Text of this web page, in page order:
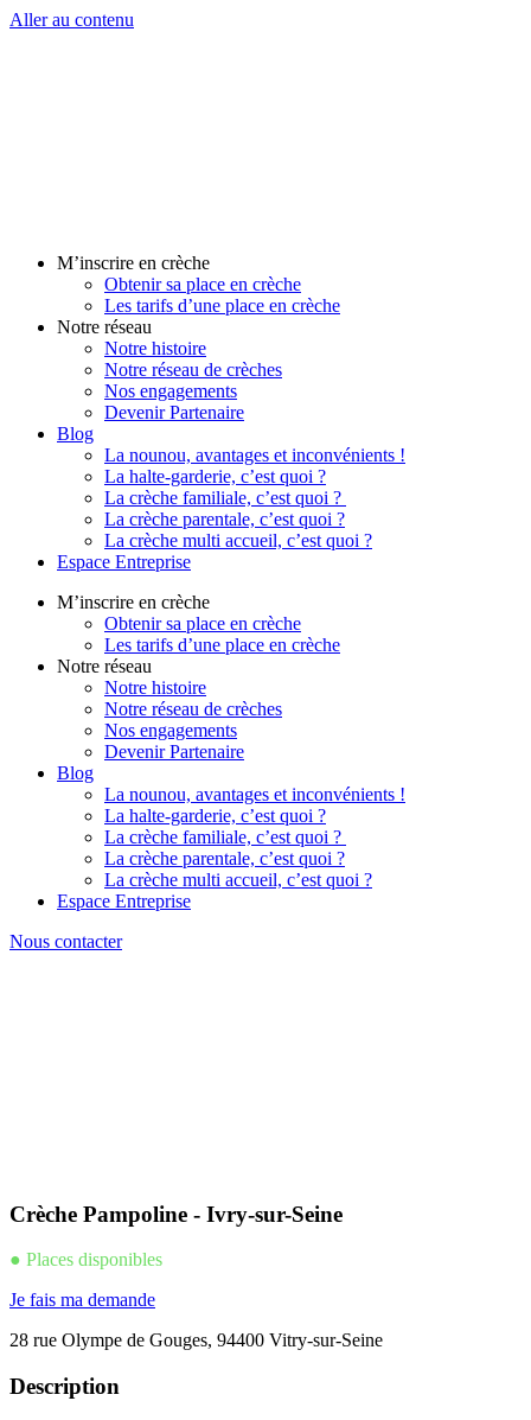
Aller au contenu
M’inscrire en crèche
Obtenir sa place en crèche
Les tarifs d’une place en crèche
Notre réseau
Notre histoire
Notre réseau de crèches
Nos engagements
Devenir Partenaire
Blog
La nounou, avantages et inconvénients !
La halte-garderie, c’est quoi ?
La crèche familiale, c’est quoi ?
La crèche parentale, c’est quoi ?
La crèche multi accueil, c’est quoi ?
Espace Entreprise
M’inscrire en crèche
Obtenir sa place en crèche
Les tarifs d’une place en crèche
Notre réseau
Notre histoire
Notre réseau de crèches
Nos engagements
Devenir Partenaire
Blog
La nounou, avantages et inconvénients !
La halte-garderie, c’est quoi ?
La crèche familiale, c’est quoi ?
La crèche parentale, c’est quoi ?
La crèche multi accueil, c’est quoi ?
Espace Entreprise
Nous contacter
Crèche Pampoline - Ivry-sur-Seine
● Places disponibles
Je fais ma demande
28 rue Olympe de Gouges, 94400 Vitry-sur-Seine
Description